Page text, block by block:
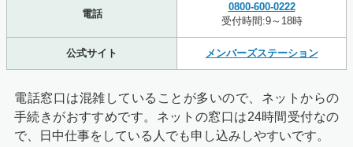
電話
0800-600-0222
受付時間:9～18時
公式サイト メンバーズステーション
電話窓口は混雑していることが多いので、ネットからの
手続きがおすすめです。ネットの窓口は24時間受付なの
で、日中仕事をしている人でも申し込みしやすいです。